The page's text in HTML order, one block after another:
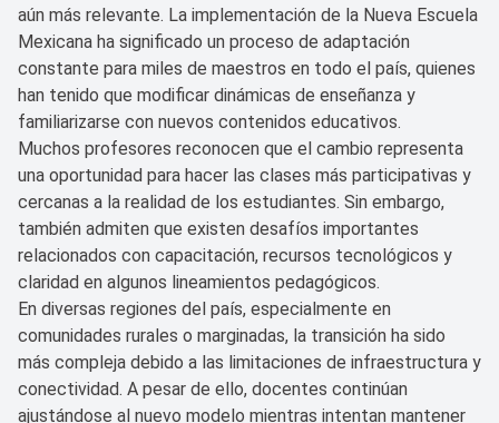
aún más relevante. La implementación de la Nueva Escuela
Mexicana ha significado un proceso de adaptación
constante para miles de maestros en todo el país, quienes
han tenido que modificar dinámicas de enseñanza y
familiarizarse con nuevos contenidos educativos.
Muchos profesores reconocen que el cambio representa
una oportunidad para hacer las clases más participativas y
cercanas a la realidad de los estudiantes. Sin embargo,
también admiten que existen desafíos importantes
relacionados con capacitación, recursos tecnológicos y
claridad en algunos lineamientos pedagógicos.
En diversas regiones del país, especialmente en
comunidades rurales o marginadas, la transición ha sido
más compleja debido a las limitaciones de infraestructura y
conectividad. A pesar de ello, docentes continúan
ajustándose al nuevo modelo mientras intentan mantener